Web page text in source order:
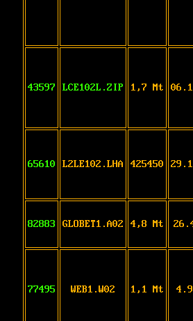
43597 LCE102L.ZIP 1,7 Mt
65610 L2LE102.LHA 425450
82883 GLOBET1.A02 4,8 Mt
77495 WEB1.W02 1,1 Mt